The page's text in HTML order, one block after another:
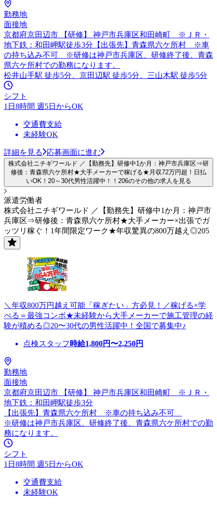
勤務地
面接地
京都府京田辺市 【研修】 神戸市兵庫区和田崎町 ※ＪＲ・
地下鉄：和田岬駅徒歩3分【出張先】青森県六ケ所村 ※車
の持ち込み不可 ※研修は神戸市兵庫区、研修終了後、青森
県六ケ所村での勤務になります。
松井山手駅 徒歩5分、京田辺駅 徒歩5分、三山木駅 徒歩5分
シフト
1日8時間 週5日からOK
交通費支給
未経験OK
詳細を見る 応募画面に進む
株式会社ニチギワールド ／【勤務先】研修中1か月：神戸市兵庫区⇒研
修後：青森県六ケ所村★大手メーカーで稼げる★月収72万円超！日払
いOK！20～30代男性活躍中！！206のその他の求人を見る
派遣労働者
株式会社ニチギワールド ／【勤務先】研修中1か月：神戸市
兵庫区⇒研修後：青森県六ケ所村★大手メーカー×出張でガ
ッツリ稼ぐ！1年間限定ワーク★年収驚異の800万越え◎205
＼年収800万円越え可能「稼ぎたい」方必見！／稼げる×学
べる＝最強コンボ★未経験から大手メーカーで施工管理の経
験が積める◎20〜30代の男性活躍中！全国で募集中♪
点検スタッフ 時給1,800円〜2,250円
勤務地
面接地
京都府京田辺市 【研修】 神戸市兵庫区和田崎町 ※ＪＲ・
地下鉄：和田岬駅徒歩3分
【出張先】青森県六ケ所村 ※車の持ち込み不可
※研修は神戸市兵庫区、研修終了後、青森県六ケ所村での勤
務になります。
シフト
1日8時間 週5日からOK
交通費支給
未経験OK